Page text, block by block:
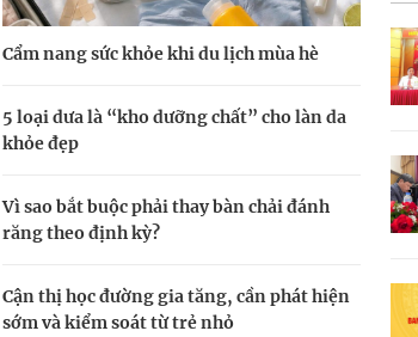
thương mại điện tử
ký khám theo yêu
Cẩm nang sức khỏe khi du lịch mùa hè
5 loại dưa là “kho dưỡng chất” cho làn da
khỏe đẹp
Vì sao bắt buộc phải thay bàn chải đánh
răng theo định kỳ?
Cận thị học đường gia tăng, cần phát hiện
sớm và kiểm soát từ trẻ nhỏ